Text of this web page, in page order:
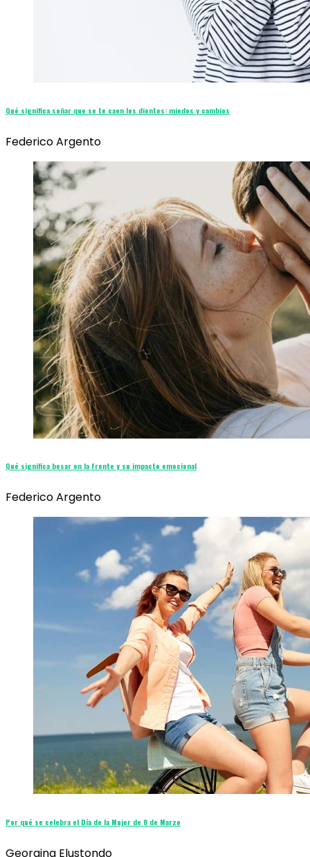
Qué significa soñar que se te caen los dientes: miedos y cambios
Federico Argento
Qué significa besar en la frente y su impacto emocional
Federico Argento
Por qué se celebra el Día de la Mujer de 8 de Marzo
Georgina Elustondo